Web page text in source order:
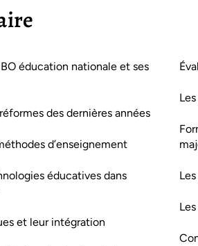
éducation nationale et ses
des dernières années
d’enseignement
éducatives dans
et leur intégration